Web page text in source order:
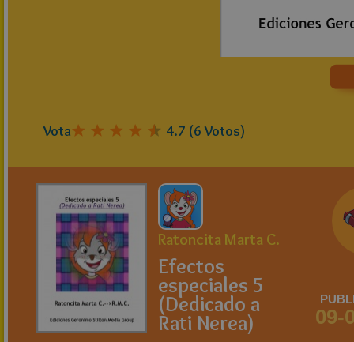
Vota 4.7 (6Votos)
Ratoncita Marta C.
Efectos
especiales 5
(Dedicado a
Rati Nerea) 09-